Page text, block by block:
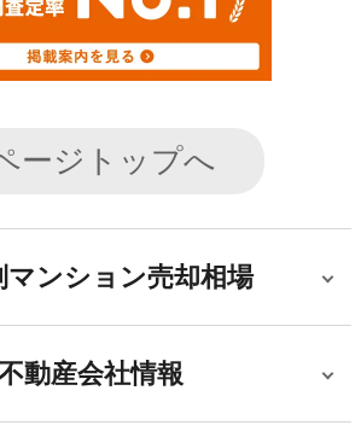
ージトップへ
マンション売却相場
動産会社情報